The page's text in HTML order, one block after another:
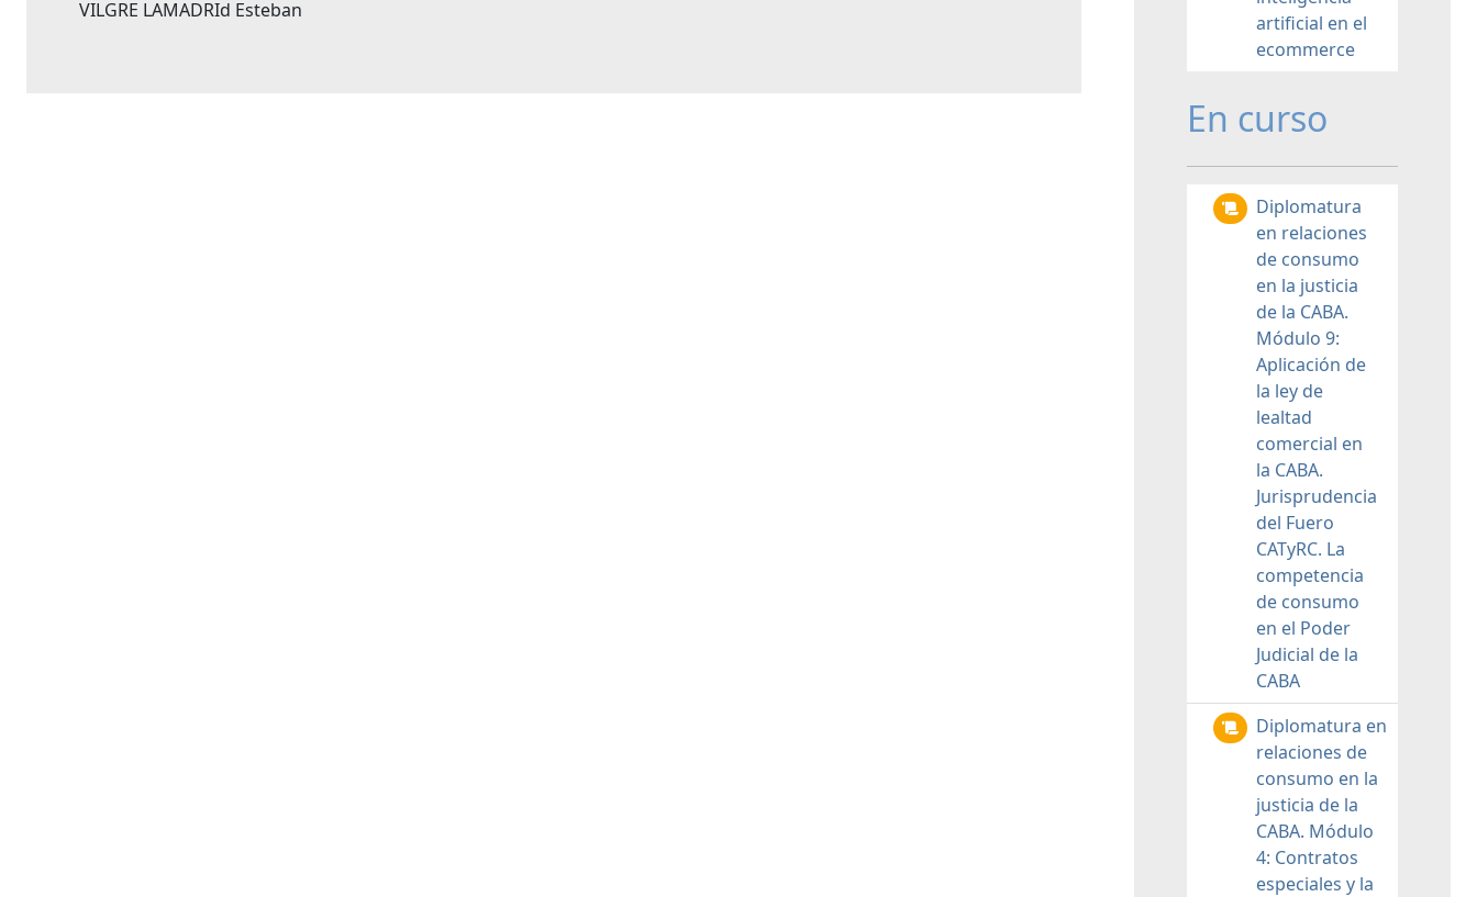
VILGRE LAMADRId Esteban
artificial en el
ecommerce
En curso
Diplomatura
en relaciones
de consumo
en la justicia
de la CABA.
Módulo 9:
Aplicación de
la ley de
lealtad
comercial en
la CABA.
Jurisprudencia
del Fuero
CATyRC. La
competencia
de consumo
en el Poder
Judicial de la
CABA
Diplomatura en
relaciones de
consumo en la
justicia de la
CABA. Módulo
4: Contratos
especiales y la